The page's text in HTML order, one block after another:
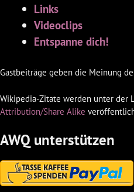
Links
Videoclips
Entspanne dich!
Gastbeiträge geben die Meinung
Wikipedia-Zitate werden unter der
Attribution/Share Alike
AWQ unterstützen